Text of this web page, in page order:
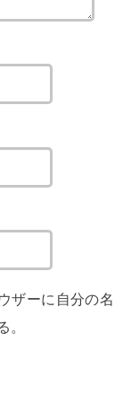
ザーに自分の名
。